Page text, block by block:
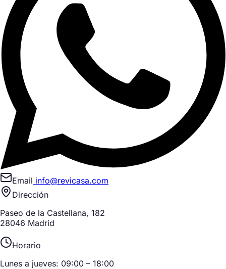
Email info@revicasa.com
Dirección
Paseo de la Castellana, 182
28046 Madrid
Horario
Lunes a jueves: 09:00 – 18:00